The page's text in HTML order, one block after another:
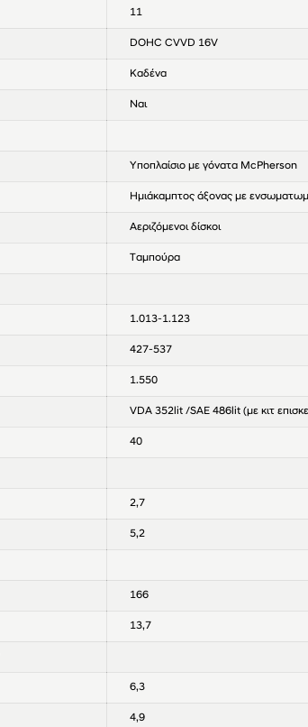
11
DOHC CVVD 16V
Καδένα
Ναι
Υποπλαίσιο με γόνατα McPherson
Ημιάκαμπτος άξονας με
Αεριζόμενοι δίσκοι
Ταμπούρα
1.013-1.123
427-537
1.550
VDA 352lit /SAE 486lit (με κιτ
40
2,7
5,2
166
13,7
6,3
4,9